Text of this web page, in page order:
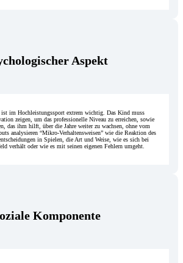
Aspekt
im Hochleistungssport extrem wichtig. Das Kind muss
zeigen, um das professionelle Niveau zu erreichen, sowie
das ihm hilft, über die Jahre weiter zu wachsen, ohne vom
analysieren “Mikro-Verhaltensweisen” wie die Reaktion des
in Spielen, die Art und Weise, wie es sich bei
verhält oder wie es mit seinen eigenen Fehlern umgeht.
Komponente